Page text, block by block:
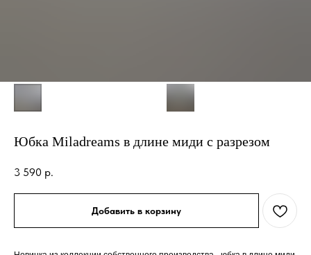
Юбка Miladreams в длине миди с разрезом
3 590 р.
Добавить в корзину